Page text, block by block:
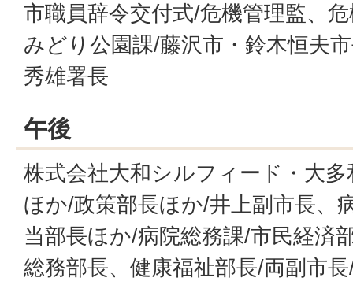
市職員辞令交付式/危機管理監、
みどり公園課/藤沢市・鈴木恒夫
秀雄署長
午後
株式会社大和シルフィード・大
ほか/政策部長ほか/井上副市長、
当部長ほか/病院総務課/市民経済
総務部長、健康福祉部長/両副市